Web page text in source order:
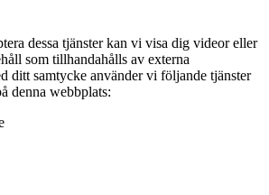
dessa tjänster kan vi visa dig videor eller
som tillhandahålls av externa
ditt samtycke använder vi följande tjänster
denna webbplats: